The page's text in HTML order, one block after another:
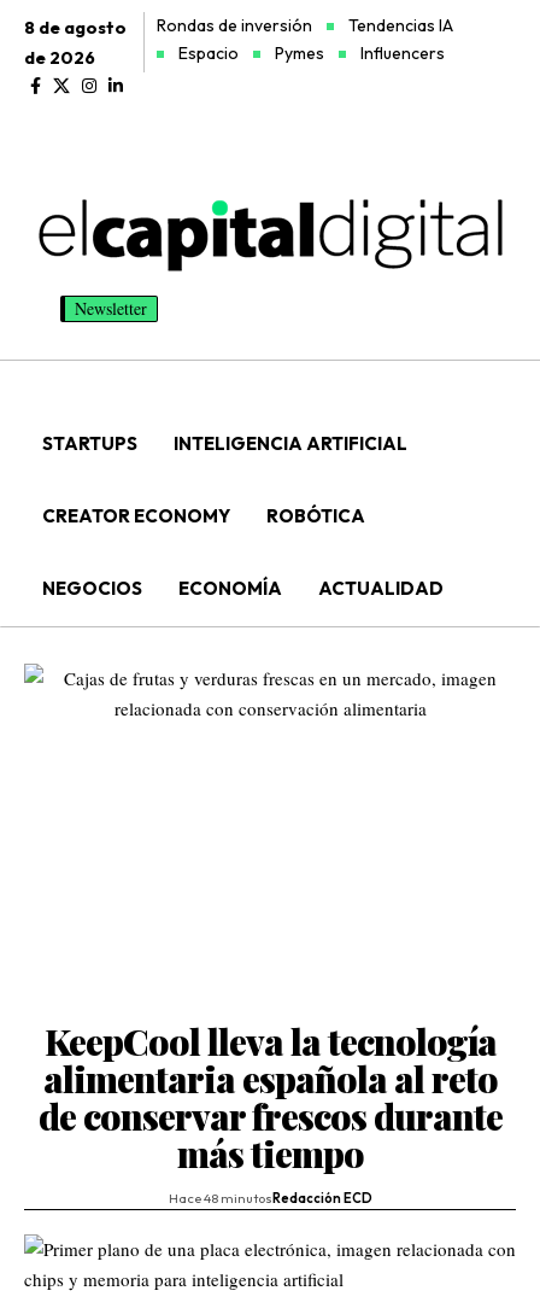
8 de agosto
de 2026
Rondas de inversión
Tendencias IA
Espacio
Pymes Influencers
Newsletter
STARTUPS INTELIGENCIA ARTIFICIAL
CREATOR ECONOMY ROBÓTICA
NEGOCIOS ECONOMÍA ACTUALIDAD
KeepCool lleva la tecnología
alimentaria española al reto
de conservar frescos durante
más tiempo
Hace 48 minutosRedacción ECD